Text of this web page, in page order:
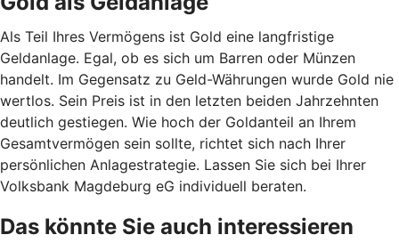
Als Teil Ihres Vermögens ist Gold eine langfristige
Geldanlage. Egal, ob es sich um Barren oder Münzen
handelt. Im Gegensatz zu Geld-Währungen wurde Gold nie
wertlos. Sein Preis ist in den letzten beiden Jahrzehnten
deutlich gestiegen. Wie hoch der Goldanteil an Ihrem
Gesamtvermögen sein sollte, richtet sich nach Ihrer
persönlichen Anlagestrategie. Lassen Sie sich bei Ihrer
Volksbank Magdeburg eG individuell beraten.
Das könnte Sie auch interessieren